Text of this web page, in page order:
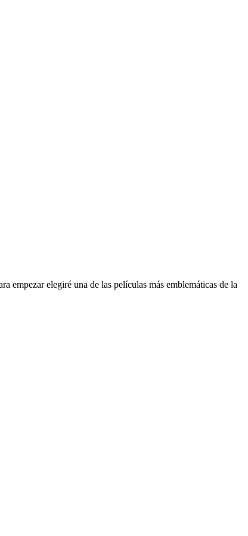
empezar elegiré una de las películas más emblemáticas de la